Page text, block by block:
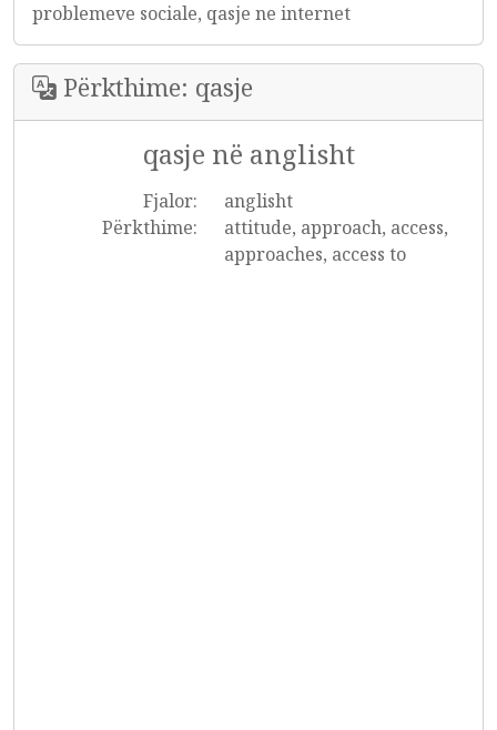
problemeve sociale, qasje ne internet
Përkthime: qasje
qasje në anglisht
Fjalor:
anglisht
Përkthime:
attitude, approach, access,
approaches, access to